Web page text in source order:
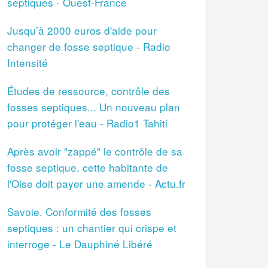
Jusqu’à 2000 euros d'aide pour
changer de fosse septique - Radio
Intensité
Études de ressource, contrôle des
fosses septiques... Un nouveau plan
pour protéger l'eau - Radio1 Tahiti
Après avoir "zappé" le contrôle de sa
fosse septique, cette habitante de
l'Oise doit payer une amende - Actu.fr
Savoie. Conformité des fosses
septiques : un chantier qui crispe et
interroge - Le Dauphiné Libéré